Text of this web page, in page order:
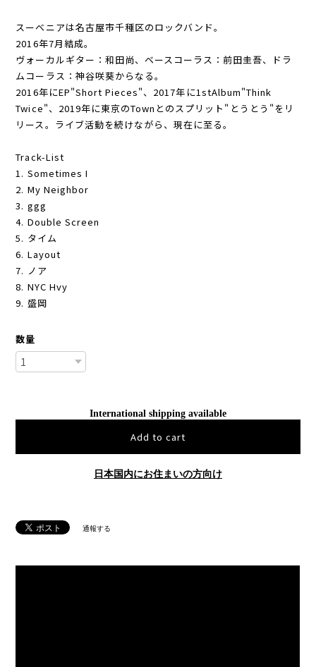
スーベニアは名古屋市千種区のロックバンド。
2016年7月結成。
ヴォーカルギター：和田尚、ベースコーラス：前田圭吾、ドラ
ムコーラス：神谷咲葵からなる。
2016年にEP"Short Pieces"、2017年に1stAlbum"Think
Twice"、2019年に東京のTownとのスプリット"とうとう"をリ
リース。ライブ活動を続けながら、現在に至る。
Track-List
1. Sometimes I
2. My Neighbor
3. ggg
4. Double Screen
5. タイム
6. Layout
7. ノア
8. NYC Hvy
9. 盛岡
数量
International shipping available
Add to cart
日本国内にお住まいの方向け
通報する